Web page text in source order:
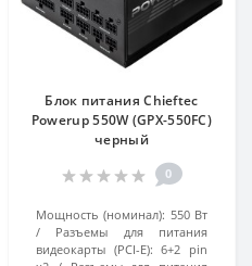
Блок питания Chieftec
Powerup 550W (GPX-550FC)
черный
0
Мощность (номинал): 550 Вт
Разъемы для питания
видеокарты (PCI-E): 6+2 pin